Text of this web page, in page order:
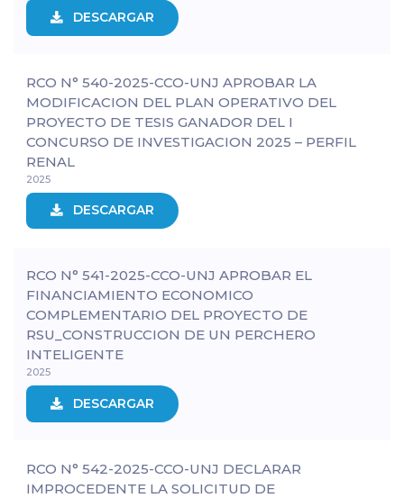
DESCARGAR
RCO N° 540-2025-CCO-UNJ APROBAR LA
MODIFICACION DEL PLAN OPERATIVO DEL
PROYECTO DE TESIS GANADOR DEL I
CONCURSO DE INVESTIGACION 2025 – PERFIL
RENAL
2025
DESCARGAR
RCO N° 541-2025-CCO-UNJ APROBAR EL
FINANCIAMIENTO ECONOMICO
COMPLEMENTARIO DEL PROYECTO DE
RSU_CONSTRUCCION DE UN PERCHERO
INTELIGENTE
2025
DESCARGAR
RCO N° 542-2025-CCO-UNJ DECLARAR
IMPROCEDENTE LA SOLICITUD DE